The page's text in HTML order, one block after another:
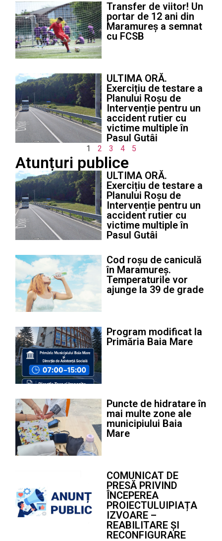
Transfer de viitor! Un
portar de 12 ani din
Maramureș a semnat
cu FCSB
ULTIMA ORĂ.
Exercițiu de testare a
Planului Roșu de
Intervenție pentru un
accident rutier cu
victime multiple în
Pasul Gutâi
1 2 3 4 5
Atunțuri publice
ULTIMA ORĂ.
Exercițiu de testare a
Planului Roșu de
Intervenție pentru un
accident rutier cu
victime multiple în
Pasul Gutâi
Cod roșu de caniculă
în Maramureș.
Temperaturile vor
ajunge la 39 de grade
Program modificat la
Primăria Baia Mare
Puncte de hidratare în
mai multe zone ale
municipiului Baia
Mare
COMUNICAT DE
PRESĂ PRIVIND
ÎNCEPEREA
PROIECTULUIPIAȚA
IZVOARE –
REABILITARE ȘI
RECONFIGURARE